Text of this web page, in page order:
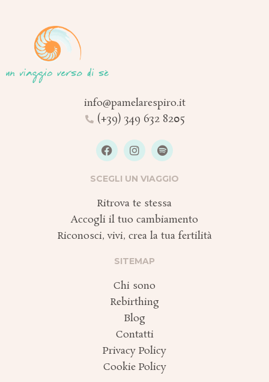
info@pamelarespiro.it
(+39) 349 632 8205
F
a
c
e
o
o
k
I
n
s
t
g
r
a
m
S
p
o
t
f
y
SCEGLI UN VIAGGIO
Ritrova te stessa
Accogli il tuo cambiamento
Riconosci, vivi, crea la tua fertilità
SITEMAP
Chi sono
Rebirthing
Blog
Contatti
Privacy Policy
Cookie Policy